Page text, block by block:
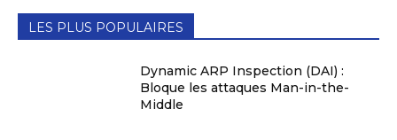
LES PLUS POPULAIRES
Dynamic ARP Inspection (DAI) :
Bloque les attaques Man-in-the-
Middle